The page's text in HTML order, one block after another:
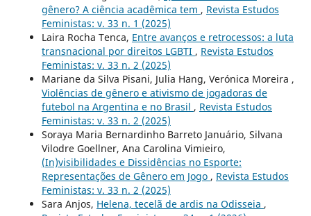
gênero? A ciência acadêmica tem , Revista Estudos
Feministas: v. 33 n. 1 (2025)
Laira Rocha Tenca, Entre avanços e retrocessos: a luta
transnacional por direitos LGBTI , Revista Estudos
Feministas: v. 33 n. 2 (2025)
Mariane da Silva Pisani, Julia Hang, Verónica Moreira ,
Violências de gênero e ativismo de jogadoras de
futebol na Argentina e no Brasil , Revista Estudos
Feministas: v. 33 n. 2 (2025)
Soraya Maria Bernardinho Barreto Januário, Silvana
Vilodre Goellner, Ana Carolina Vimieiro,
(In)visibilidades e Dissidências no Esporte:
Representações de Gênero em Jogo , Revista Estudos
Feministas: v. 33 n. 2 (2025)
Sara Anjos, Helena, tecelã de ardis na Odisseia ,